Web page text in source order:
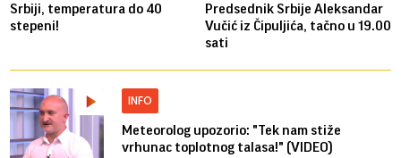
Srbiji, temperatura do 40
stepeni!
Predsednik Srbije Aleksandar
Vučić iz Čipuljića, tačno u 19.00
sati
INFO
Meteorolog upozorio: "Tek nam stiže
vrhunac toplotnog talasa!" (VIDEO)